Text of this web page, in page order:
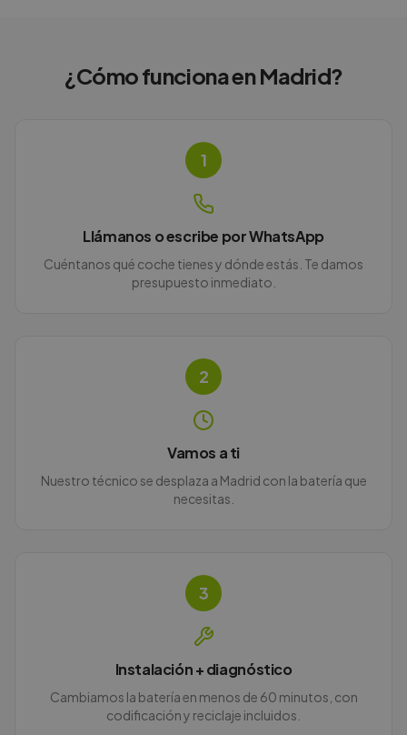
¿Cómo funciona enMadrid?
1
Llámanos o escribe por WhatsApp
Cuéntanos qué coche tienes y dónde estás. Te damos
presupuesto inmediato.
2
Vamos a ti
Nuestro técnico se desplaza a Madrid con la batería que
necesitas.
3
Instalación + diagnóstico
Cambiamos la batería en menos de 60 minutos, con
codificación y reciclaje incluidos.